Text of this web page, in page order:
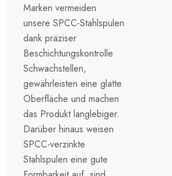
Marken vermeiden
unsere SPCC-Stahlspulen
dank präziser
Beschichtungskontrolle
Schwachstellen,
gewährleisten eine glatte
Oberfläche und machen
das Produkt langlebiger.
Darüber hinaus weisen
SPCC-verzinkte
Stahlspulen eine gute